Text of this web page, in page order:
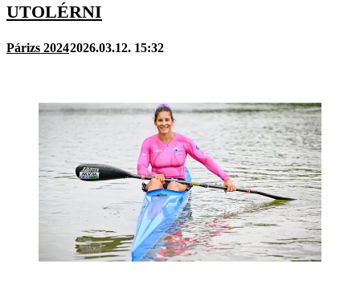
UTOLÉRNI
Párizs 20242026.03.12. 15:32